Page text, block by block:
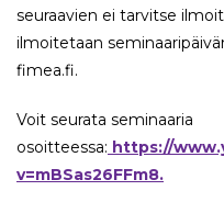
seuraavien ei tarvitse
ilmoitetaan
fimea.fi.
Voit seurata seminaaria
osoitteessa: https://
v=mBSas26FFm8.